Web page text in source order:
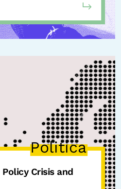
Politica
Policy Crisis and